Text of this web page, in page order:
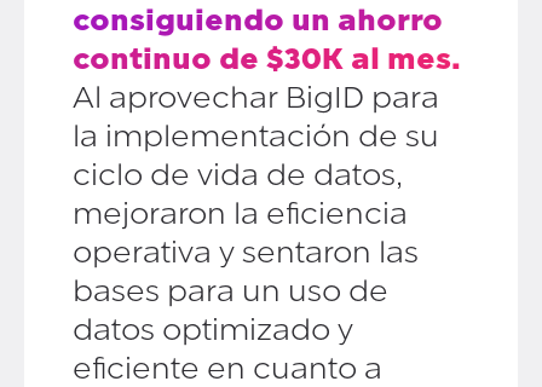
consiguiendo un ahorro
continuo de $30K al mes.
Al aprovechar BigID para
la implementación de su
ciclo de vida de datos,
mejoraron la eficiencia
operativa y sentaron las
bases para un uso de
datos optimizado y
eficiente en cuanto a